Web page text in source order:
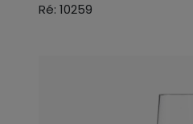
Ré: 10259